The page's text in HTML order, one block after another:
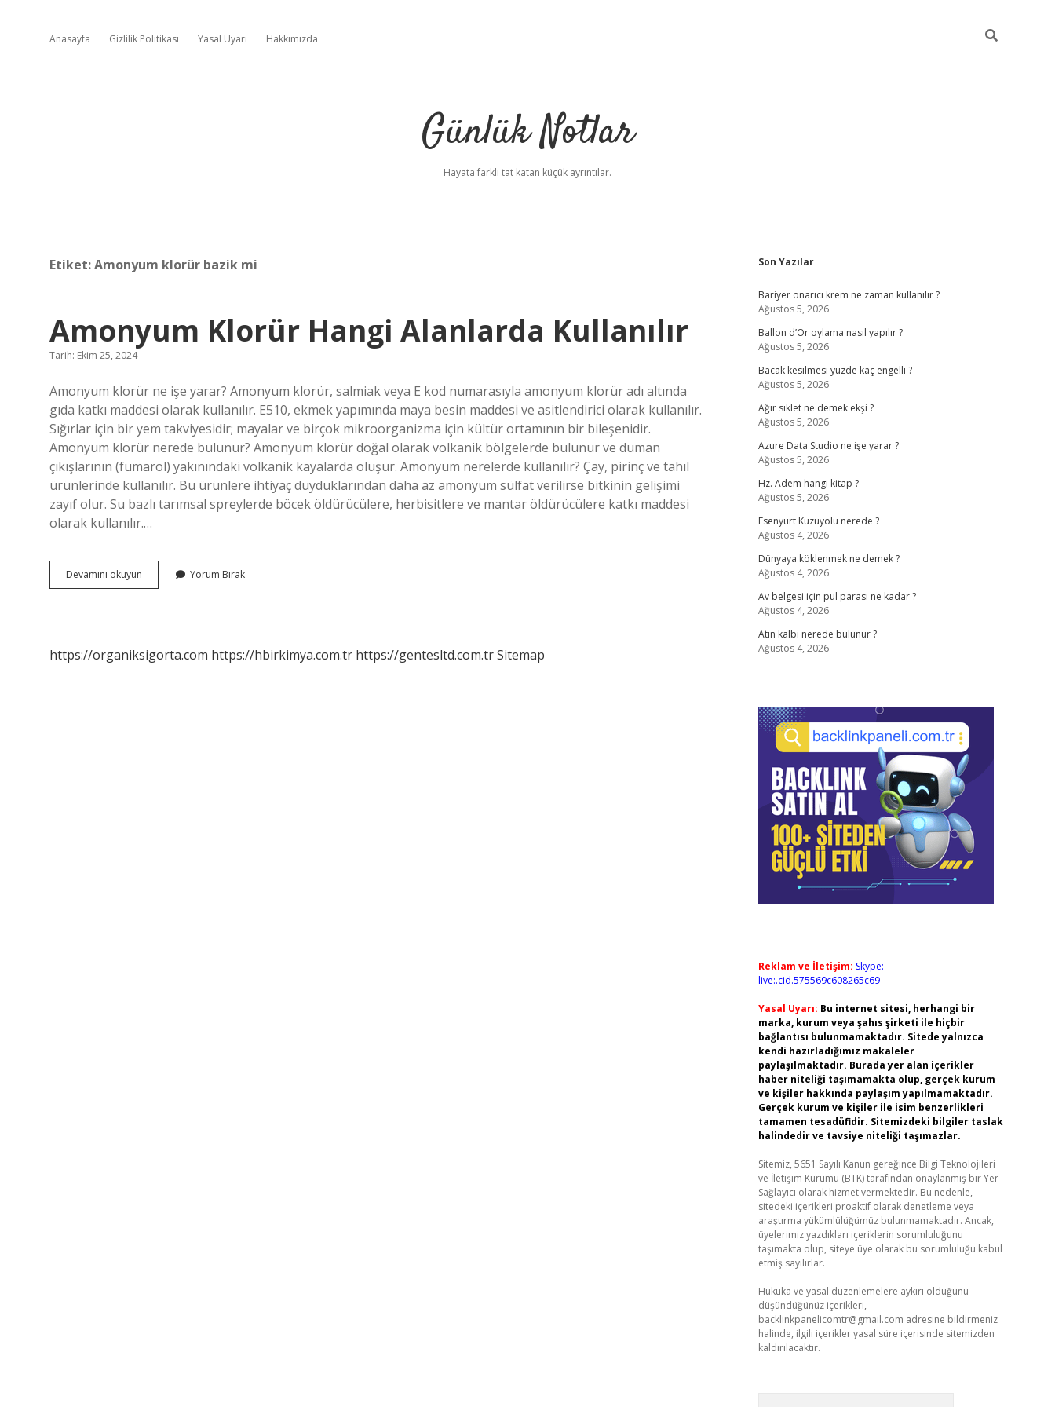
Anasayfa Gizlilik Politikası Yasal Uyarı Hakkımızda
Günlük Notlar
Hayata farklı tat katan küçük ayrıntılar.
Etiket:Amonyum klorür bazik mi
Amonyum Klorür Hangi Alanlarda Kullanılır
Tarih: Ekim 25, 2024
Amonyum klorür ne işe yarar? Amonyum klorür, salmiak veya E kod numarasıyla amonyum klorür adı altında
gıda katkı maddesi olarak kullanılır. E510, ekmek yapımında maya besin maddesi ve asitlendirici olarak kullanılır.
Sığırlar için bir yem takviyesidir; mayalar ve birçok mikroorganizma için kültür ortamının bir bileşenidir.
Amonyum klorür nerede bulunur? Amonyum klorür doğal olarak volkanik bölgelerde bulunur ve duman
çıkışlarının (fumarol) yakınındaki volkanik kayalarda oluşur. Amonyum nerelerde kullanılır? Çay, pirinç ve tahıl
ürünlerinde kullanılır. Bu ürünlere ihtiyaç duyduklarından daha az amonyum sülfat verilirse bitkinin gelişimi
zayıf olur. Su bazlı tarımsal spreylerde böcek öldürücülere, herbisitlere ve mantar öldürücülere katkı maddesi
olarak kullanılır.…
Devamını okuyun Amonyum
Klorür
Yorum Bırak
https://organiksigorta.com https://hbirkimya.com.tr https://gentesltd.com.trSitemap
Sidebar
Son Yazılar
Bariyer onarıcı krem ne zaman kullanılır ?
Ağustos 5, 2026
Ballon d’Or oylama nasıl yapılır ?
Ağustos 5, 2026
Bacak kesilmesi yüzde kaç engelli ?
Ağustos 5, 2026
Ağır sıklet ne demek ekşi ?
Ağustos 5, 2026
Azure Data Studio ne işe yarar ?
Ağustos 5, 2026
Hz. Adem hangi kitap ?
Ağustos 5, 2026
Esenyurt Kuzuyolu nerede ?
Ağustos 4, 2026
Dünyaya köklenmek ne demek ?
Ağustos 4, 2026
Av belgesi için pul parası ne kadar ?
Ağustos 4, 2026
Atın kalbi nerede bulunur ?
Ağustos 4, 2026
Reklam ve İletişim: Skype:
live:.cid.575569c608265c69
Yasal Uyarı: Bu internet sitesi, herhangi bir
marka, kurum veya şahıs şirketi ile hiçbir
bağlantısı bulunmamaktadır. Sitede yalnızca
kendi hazırladığımız makaleler
paylaşılmaktadır. Burada yer alan içerikler
haber niteliği taşımamakta olup, gerçek kurum
ve kişiler hakkında paylaşım yapılmamaktadır.
Gerçek kurum ve kişiler ile isim benzerlikleri
tamamen tesadüfidir. Sitemizdeki bilgiler taslak
halindedir ve tavsiye niteliği taşımazlar.
Sitemiz, 5651 Sayılı Kanun gereğince Bilgi Teknolojileri
ve İletişim Kurumu (BTK) tarafından onaylanmış bir Yer
Sağlayıcı olarak hizmet vermektedir. Bu nedenle,
sitedeki içerikleri proaktif olarak denetleme veya
araştırma yükümlülüğümüz bulunmamaktadır. Ancak,
üyelerimiz yazdıkları içeriklerin sorumluluğunu
taşımakta olup, siteye üye olarak bu sorumluluğu kabul
etmiş sayılırlar.
Hukuka ve yasal düzenlemelere aykırı olduğunu
düşündüğünüz içerikleri,
backlinkpanelicomtr@gmail.com adresine bildirmeniz
halinde, ilgili içerikler yasal süre içerisinde sitemizden
kaldırılacaktır.